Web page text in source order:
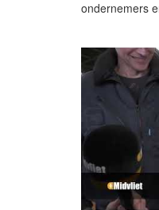
ondernemers